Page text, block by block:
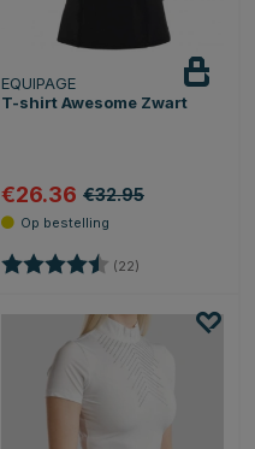
EQUIPAGE
T-shirt Awesome Zwart
€26.36 €32.95
Beoordeling: (22)